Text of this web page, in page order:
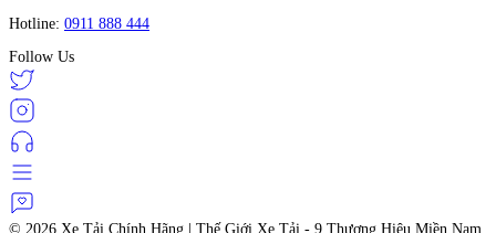
Hotline: 0911 888 444
Follow Us
© 2026 Xe Tải Chính Hãng | Thế Giới Xe Tải - 9 Thương Hiệu Miền Nam